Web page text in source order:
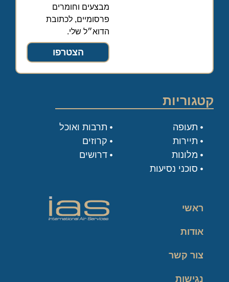
מבצעים וחומרים
פרסומיים, לכתובת
הדוא״ל שלי.
הצטרפו
קטגוריות
תעופה
תיירות
מלונות
סוכני נסיעות
תרבות ואוכל
קרוזים
דרושים
ראשי
אודות
צור קשר
נגישות